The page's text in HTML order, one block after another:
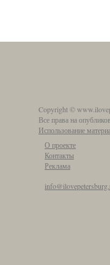
Copyright ©
Все права на
Использование
О проекте
Контакты
Реклама